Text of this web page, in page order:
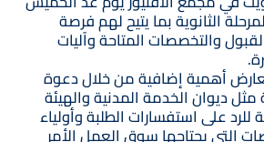
الثانوية بما يتيح لهم فرصة
والتخصصات المتاحة وآليات
أهمية إضافية من خلال دعوة
ديوان الخدمة المدنية والهيئة
على استفسارات الطلبة وأولياء
التي يحتاجها سوق العمل الأمر